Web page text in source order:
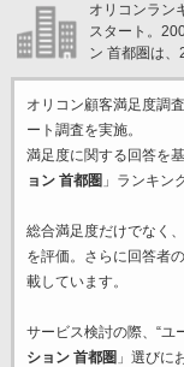
オリコンラン
スタート。
ン 首都圏は、
オリコン顧客満足度調
ート調査を実施。
満足度に関する回答を
ョン 首都圏 」ランキン
総合満足度だけでなく
を評価。さらに回答者
載しています。
サービス検討の際、“ユ
ション 首都圏 」選びに